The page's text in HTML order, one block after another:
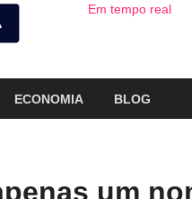
Em tempo real
ECONOMIA BLOG
um